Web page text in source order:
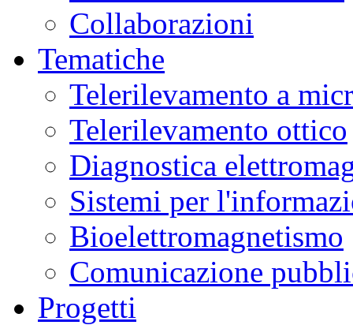
Collaborazioni
Tematiche
Telerilevamento a
Telerilevamento ottico
Diagnostica
Sistemi per
Bioelettromagnetismo
Comunicazione
Progetti